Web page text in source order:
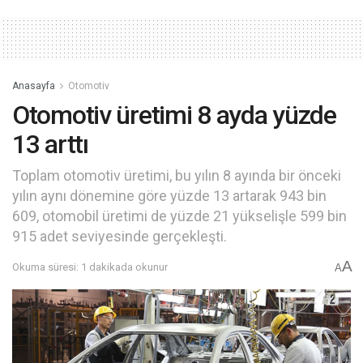
Anasayfa Otomotiv
Otomotiv üretimi 8 ayda yüzde
13 arttı
Toplam otomotiv üretimi, bu yılın 8 ayında bir önceki
yılın aynı dönemine göre yüzde 13 artarak 943 bin
609, otomobil üretimi de yüzde 21 yükselişle 599 bin
915 adet seviyesinde gerçekleşti.
Okuma süresi: 1 dakikada okunur AA